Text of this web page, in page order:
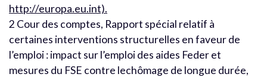
http://europa.eu.int).
2 Cour des comptes, Rapport spécial relatif à
certaines interventions structurelles en faveur de
l’emploi : impact sur l’emploi des aides Feder et
mesures du FSE contre lechômage de longue durée,